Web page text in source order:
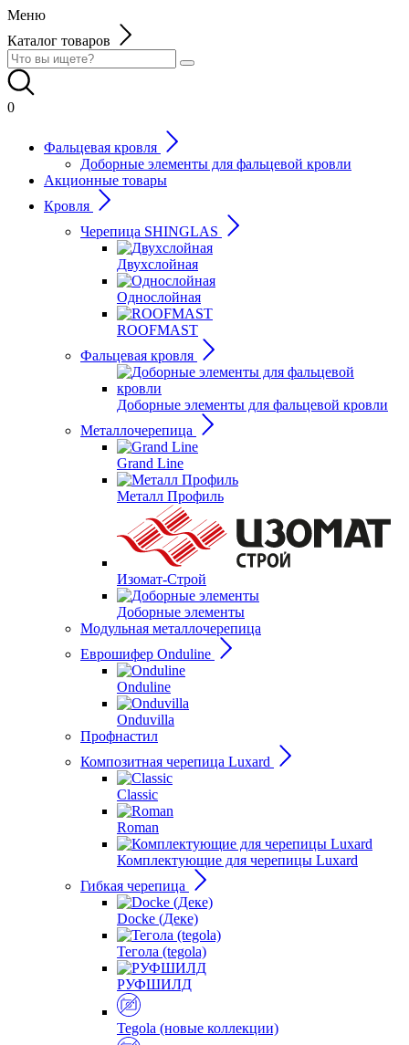
Меню
Каталог товаров
0
Фальцевая кровля
Доборные элементы для фальцевой кровли
Акционные товары
Кровля
Черепица SHINGLAS
Двухслойная
Однослойная
ROOFMAST
Фальцевая кровля
Доборные элементы для фальцевой кровли
Металлочерепица
Grand Line
Металл Профиль
Изомат-Строй
Доборные элементы
Модульная металлочерепица
Еврошифер Onduline
Onduline
Onduvilla
Профнастил
Композитная черепица Luxard
Сlassic
Roman
Комплектующие для черепицы Luxard
Гибкая черепица
Docke (Деке)
Тегола (tegola)
РУФШИЛД
Tegola (новые коллекции)